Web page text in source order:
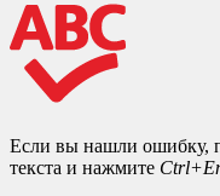
Если вы нашли ошибку,
текста и нажмите